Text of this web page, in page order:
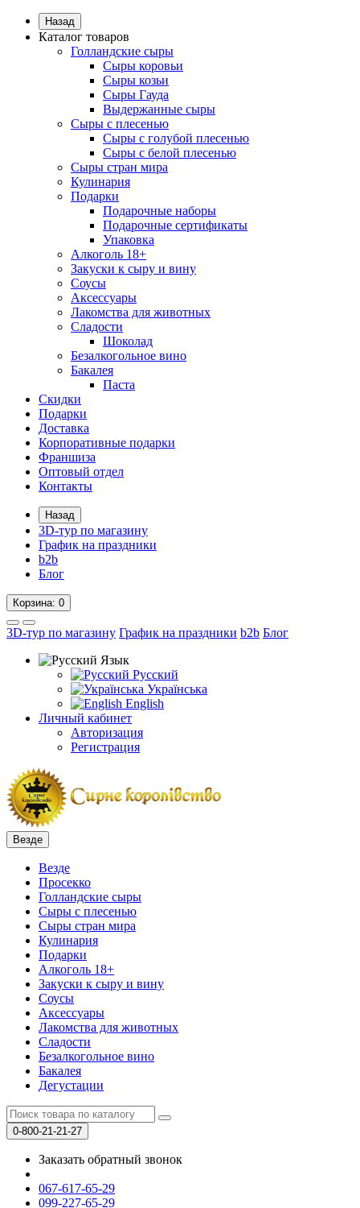
Назад
Каталог товаров
Голландские сыры
Сыры коровьи
Сыры козьи
Сыры Гауда
Выдержанные сыры
Сыры с плесенью
Сыры с голубой плесенью
Сыры с белой плесенью
Сыры стран мира
Кулинария
Подарки
Подарочные наборы
Подарочные сертификаты
Упаковка
Алкоголь 18+
Закуски к сыру и вину
Соусы
Аксессуары
Лакомства для животных
Сладости
Шоколад
Безалкогольное вино
Бакалея
Паста
Скидки
Подарки
Доставка
Корпоративные подарки
Франшиза
Оптовый отдел
Контакты
Назад
3D-тур по магазину
График на праздники
b2b
Блог
Корзина: 0
3D-тур по магазину График на праздники b2b Блог
Язык
Русский
Українська
English
Личный кабинет
Авторизация
Регистрация
Везде
Везде
Просекко
Голландские сыры
Сыры с плесенью
Сыры стран мира
Кулинария
Подарки
Алкоголь 18+
Закуски к сыру и вину
Соусы
Аксессуары
Лакомства для животных
Сладости
Безалкогольное вино
Бакалея
Дегустации
0-800-21-21-27
Заказать обратный звонок
067-617-65-29
099-227-65-29